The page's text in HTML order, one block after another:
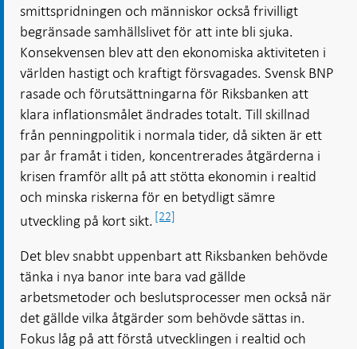
smittspridningen och människor också frivilligt
begränsade samhällslivet för att inte bli sjuka.
Konsekvensen blev att den ekonomiska aktiviteten i
världen hastigt och kraftigt försvagades. Svensk BNP
rasade och förutsättningarna för Riksbanken att
klara inflationsmålet ändrades totalt. Till skillnad
från penningpolitik i normala tider, då sikten är ett
par år framåt i tiden, koncentrerades åtgärderna i
krisen framför allt på att stötta ekonomin i realtid
och minska riskerna för en betydligt sämre
utveckling på kort sikt. [22]
Det blev snabbt uppenbart att Riksbanken behövde
tänka i nya banor inte bara vad gällde
arbetsmetoder och beslutsprocesser men också när
det gällde vilka åtgärder som behövde sättas in.
Fokus låg på att förstå utvecklingen i realtid och